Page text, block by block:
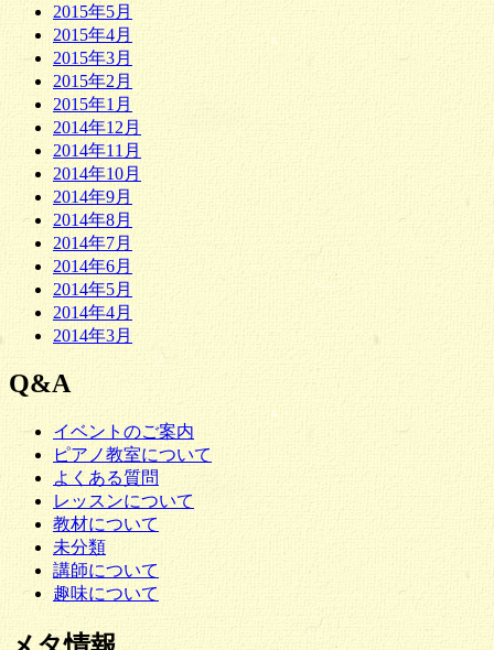
2015年5月
2015年4月
2015年3月
2015年2月
2015年1月
2014年12月
2014年11月
2014年10月
2014年9月
2014年8月
2014年7月
2014年6月
2014年5月
2014年4月
2014年3月
Q&A
イベントのご案内
ピアノ教室について
よくある質問
レッスンについて
教材について
未分類
講師について
趣味について